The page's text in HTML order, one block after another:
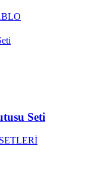
Seti